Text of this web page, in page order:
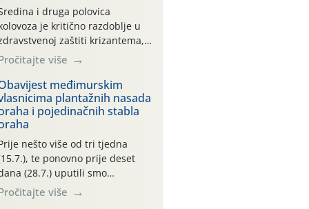
i druga polovica
je kritično razdoblje u
zaštiti krizantema,
prije zamračivanja u proteklom
smo mjesecu tri puta upućivali
o preventivnim
zaštite krizantema od
uzročnika bolesti,
i fito-fagnih grinja (23.7.,
06.7.)! Na početku ovog
je zabilježeno je
i ekstremno vruće
razdoblje, uz
temperature […]
više
međimurskim
plantažnih nasada
i pojedinačnih stabla
nešto više od tri tjedna
te ponovno prije deset
(28.7.) uputili smo
vlasnicima plantažnih
nasada oraha i pojedinačnih
više